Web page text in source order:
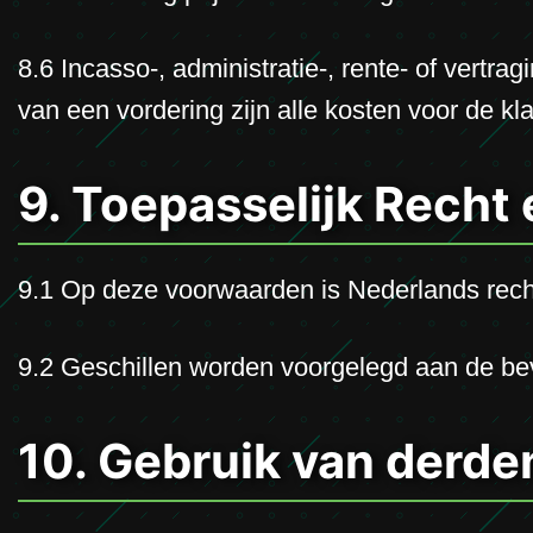
8.6 Incasso-, administratie-, rente- of
van een vordering zijn alle kosten voor de
9. Toepasselijk Recht
9.1 Op deze voorwaarden is Nederlands
9.2 Geschillen worden voorgelegd aan de
10. Gebruik van